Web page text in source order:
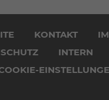
KONTAKT
INTERN